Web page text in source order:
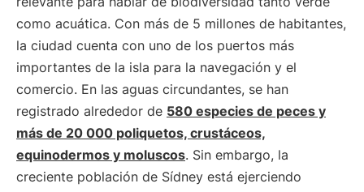
como acuática. Con más de 5 millones de habitantes,
la ciudad cuenta con uno de los puertos más
importantes de la isla para la navegación y el
comercio. En las aguas circundantes, se han
registrado alrededor de 580 especies de peces y
más de 20 000 poliquetos, crustáceos,
equinodermos y moluscos. Sin embargo, la
creciente población de Sídney está ejerciendo